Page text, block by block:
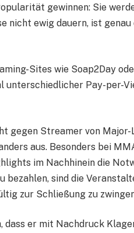
gewinnen: Sie
nicht ewig dauern, ist
Sites wie Soap2Day
Pay-per-
gegen Streamer von
aus. Besonders bei
im Nachhinein die
bezahlen, sind die
zur Schließung zu
er mit Nachdruck